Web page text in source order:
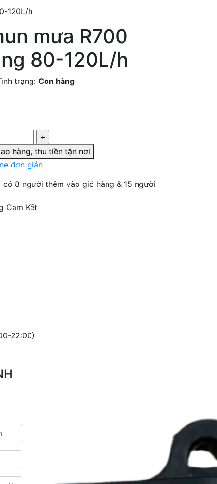
120L/h
mưa R700
80-120L/h
trạng: Còn hàng
hàng, thu tiền tận nơi
đơn giản
có 8 người thêm vào giỏ hàng & 15 người
Cam Kết
22:00)